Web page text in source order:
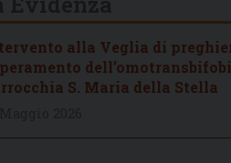
alla Veglia di
S. Maria della Stella